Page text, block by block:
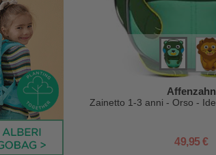
Affenzahn
Zainetto 1-3 anni - Orso -
49,95 €